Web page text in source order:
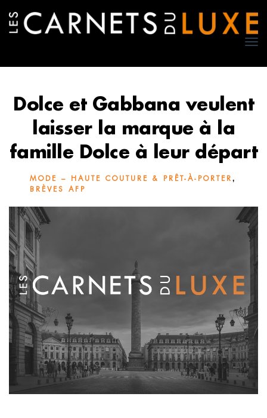
Dolce et Gabbana veulent
laisser la marque à la
famille Dolce à leur départ
MODE – HAUTE COUTURE & PRÊT-À-PORTER ,
BRÈVES AFP